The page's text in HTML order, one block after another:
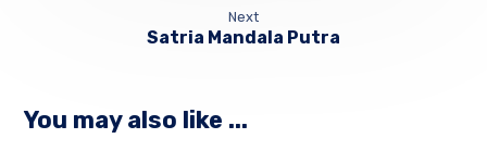
Next
Satria Mandala Putra
You may also like ...